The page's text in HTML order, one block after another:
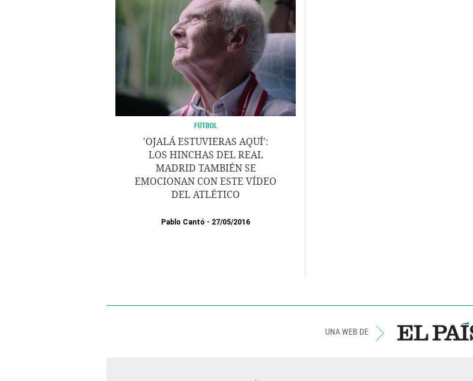
FÚTBOL
'OJALÁ ESTUVIERAS AQUÍ':
LOS HINCHAS DEL REAL
MADRID TAMBIÉN SE
EMOCIONAN CON ESTE VÍDEO
DEL ATLÉTICO
Pablo Cantó 27/05/2016
UNA WEB DE